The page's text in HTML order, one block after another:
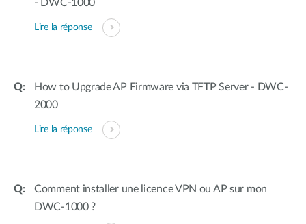
- DWC-1000
Lire la réponse
How to Upgrade AP Firmware via TFTP Server - DWC-
2000
Lire la réponse
Comment installer une licence VPN ou AP sur mon
DWC-1000 ?